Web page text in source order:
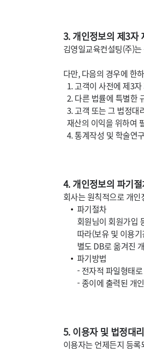
3. 개인정보의 제3자
김영일교육컨설팅(주)
다만, 다음의 경우에 한
고객이 사전에 제3
다른 법률에 특별한
고객 또는 그 법정대
재산의 이익을 위하여
통계작성 및 학술연
4. 개인정보의 파기
회사는 원칙적으로 개
파기절차
회원님이 회원가입
따라(보유 및 이용
별도 DB로 옮겨진
파기방법
- 전자적 파일형태
- 종이에 출력된 개
5. 이용자 및 법정대
이용자는 언제든지 등